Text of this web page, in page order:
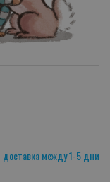
между 1-5 дни